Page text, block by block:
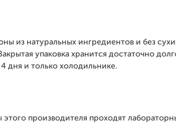
из натуральных ингредиентов и без
упаковка хранится достаточно
дня и только холодильнике.
этого производителя проходят